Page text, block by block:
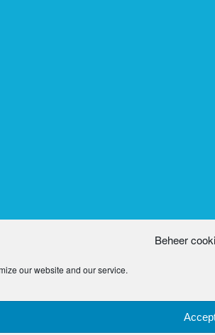
Beheer
our website and our service.